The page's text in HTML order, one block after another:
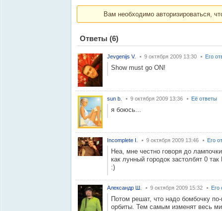
Вам необходимо авторизироваться,
Ответы (6)
Jevgenijs V. 9 октября 2009 13:30 Его
Show must go ON!
sun b. 9 октября 2009 13:36 Её ответы
я боюсь...
Incomplete I. 9 октября 2009 13:46 Его
Неа, мне честно говоря до
как лунный городок застолбят 0
:)
Александр Ш. 9 октября 2009 15:32 Его
Потом решат, что надо бомбочку
орбиты. Тем самым изменят весь